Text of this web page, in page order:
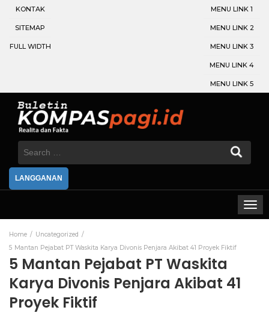
KONTAK
SITEMAP
FULL WIDTH
MENU LINK 1
MENU LINK 2
MENU LINK 3
MENU LINK 4
MENU LINK 5
Search
LANGGANAN
Home
Uncategorized
5 Mantan Pejabat PT Waskita Karya Divonis Penjara Akibat 41 Proyek Fiktif
5 Mantan Pejabat PT Waskita
Karya Divonis Penjara Akibat 41
Proyek Fiktif